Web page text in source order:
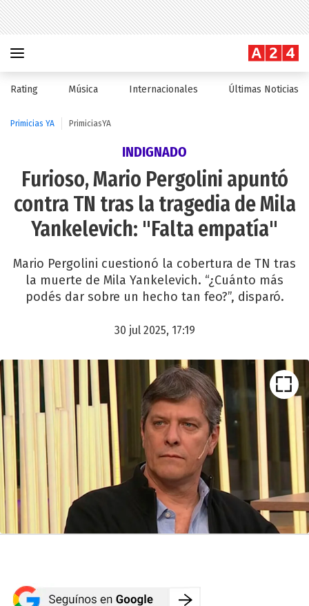
Rating Música Internacionales Últimas Noticias
Primicias YA PrimiciasYA
INDIGNADO
Furioso, Mario Pergolini apuntó
contra TN tras la tragedia de Mila
Yankelevich: "Falta empatía"
Mario Pergolini cuestionó la cobertura de TN tras
la muerte de Mila Yankelevich. “¿Cuánto más
podés dar sobre un hecho tan feo?”, disparó.
30 jul 2025, 17:19